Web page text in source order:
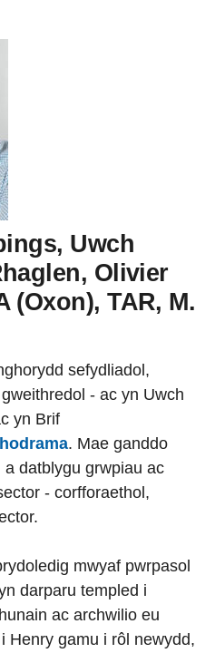
Uwch
Olivier
(Oxon), TAR, M.
sefydliadol,
- ac yn Uwch
yn Brif
. Mae ganddo
datblygu grwpiau ac
- corfforaethol,
mwyaf pwrpasol
darparu templed i
ac archwilio eu
Henry gamu i rôl newydd,